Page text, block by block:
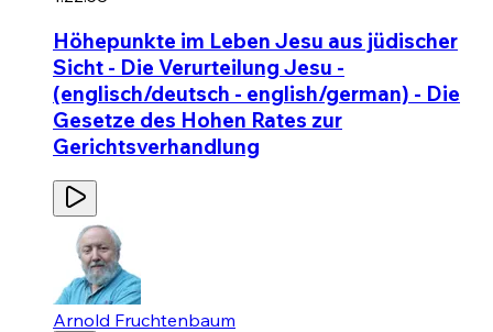
Höhepunkte im Leben Jesu aus jüdischer
Sicht - Die Verurteilung Jesu -
(englisch/deutsch - english/german) - Die
Gesetze des Hohen Rates zur
Gerichtsverhandlung
Arnold Fruchtenbaum